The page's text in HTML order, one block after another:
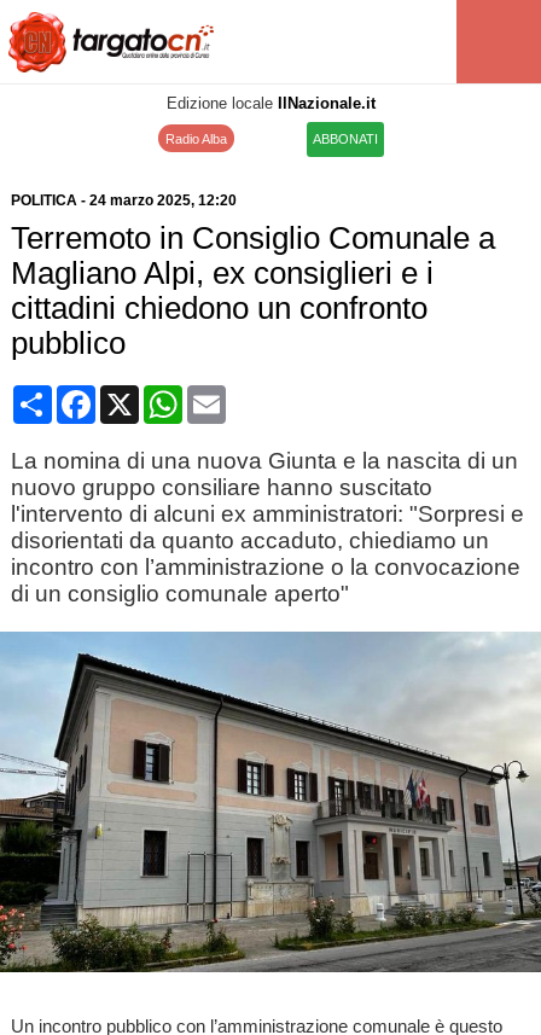
Edizione locale IlNazionale.it
Radio Alba ABBONATI
POLITICA- 24 marzo 2025, 12:20
Terremoto in Consiglio Comunale a
Magliano Alpi, ex consiglieri e i
cittadini chiedono un confronto
pubblico
CondividiFacebook
X WhatsApp
Email
La nomina di una nuova Giunta e la nascita di un
nuovo gruppo consiliare hanno suscitato
l'intervento di alcuni ex amministratori: "Sorpresi e
disorientati da quanto accaduto, chiediamo un
incontro con l’amministrazione o la convocazione
di un consiglio comunale aperto"
Un incontro pubblico con l’amministrazione comunale è questo